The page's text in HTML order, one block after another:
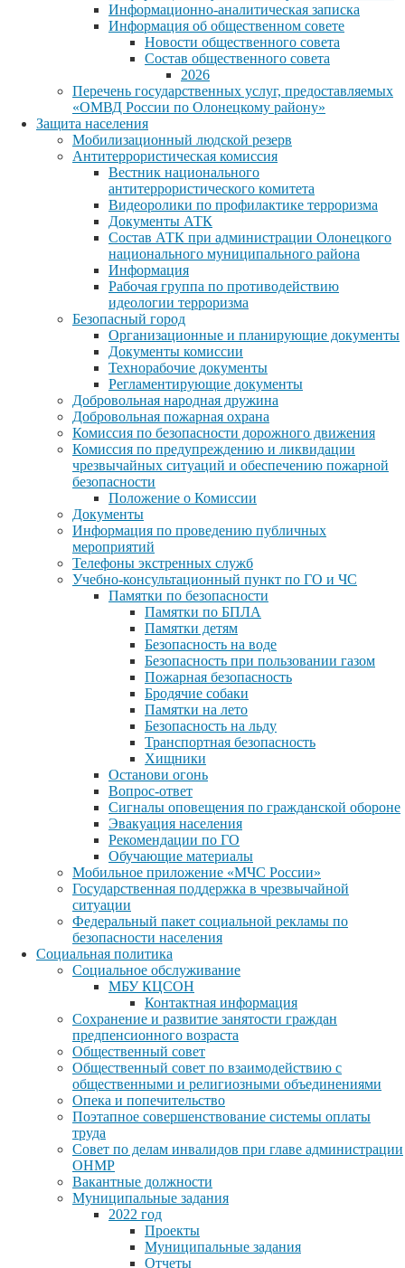
Информационно-аналитическая записка
Информация об общественном совете
Новости общественного совета
Состав общественного совета
2026
Перечень государственных услуг, предоставляемых
«ОМВД России по Олонецкому району»
Защита населения
Мобилизационный людской резерв
Антитеррористическая комиссия
Вестник национального
антитеррористического комитета
Видеоролики по профилактике терроризма
Документы АТК
Состав АТК при администрации Олонецкого
национального муниципального района
Информация
Рабочая группа по противодействию
идеологии терроризма
Безопасный город
Организационные и планирующие документы
Документы комиссии
Технорабочие документы
Регламентирующие документы
Добровольная народная дружина
Добровольная пожарная охрана
Комиссия по безопасности дорожного движения
Комиссия по предупреждению и ликвидации
чрезвычайных ситуаций и обеспечению пожарной
безопасности
Положение о Комиссии
Документы
Информация по проведению публичных
мероприятий
Телефоны экстренных служб
Учебно-консультационный пункт по ГО и ЧС
Памятки по безопасности
Памятки по БПЛА
Памятки детям
Безопасность на воде
Безопасность при пользовании газом
Пожарная безопасность
Бродячие собаки
Памятки на лето
Безопасность на льду
Транспортная безопасность
Хищники
Останови огонь
Вопрос-ответ
Сигналы оповещения по гражданской обороне
Эвакуация населения
Рекомендации по ГО
Обучающие материалы
Мобильное приложение «МЧС России»
Государственная поддержка в чрезвычайной
ситуации
Федеральный пакет социальной рекламы по
безопасности населения
Социальная политика
Социальное обслуживание
МБУ КЦСОН
Контактная информация
Сохранение и развитие занятости граждан
предпенсионного возраста
Общественный совет
Общественный совет по взаимодействию с
общественными и религиозными объединениями
Опека и попечительство
Поэтапное совершенствование системы оплаты
труда
Совет по делам инвалидов при главе администрации
ОНМР
Вакантные должности
Муниципальные задания
2022 год
Проекты
Муниципальные задания
Отчеты